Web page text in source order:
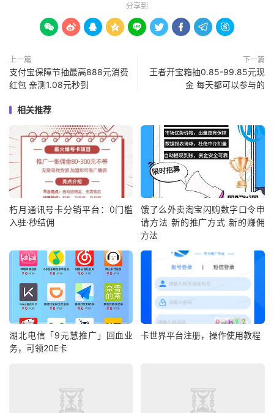
分享到
        
上一篇
支付宝保障节抽最高888元消费
红包 亲测1.08元秒到
下一篇
王者开宝箱抽0.85-99.85元现
金 每天都可以参与的
相关推荐
朽月通讯号卡分销平台：0门槛
入驻·秒结佣
饿了么外卖淘宝闪购数字口令申
请方法 新的推广方式 新的赚佣
方法
湖北电信「9元慧推广」回血业
务，可领20E卡
卡世界平台注册，操作使用教程